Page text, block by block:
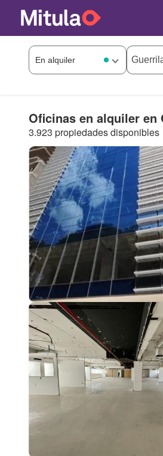
Oficinas en alquiler en
3.923 propiedades disponibles